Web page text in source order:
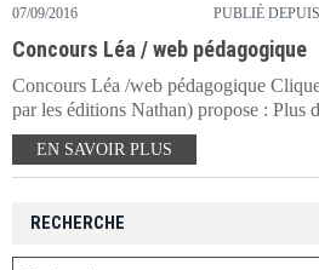
07/09/2016 PUBLIÉ
Concours Léa / web pédagogique
Concours Léa /web pédagogique
par les éditions Nathan) propose : Plus
EN SAVOIR PLUS
RECHERCHE